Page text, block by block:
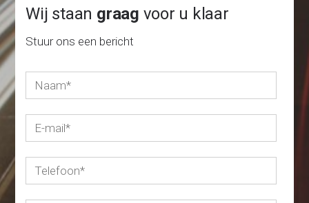
Wij staan graag voor u klaar
Stuur ons een bericht